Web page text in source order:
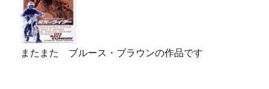
またまた ブルース・ブラウンの作品です